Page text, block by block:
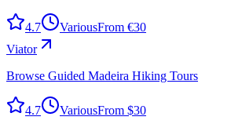
4.7 VariousFrom €30
Viator
Browse Guided Madeira Hiking Tours
4.7 VariousFrom $30